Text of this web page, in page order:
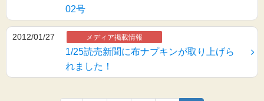
02号
2012/01/27 メディア掲載情報
1/25読売新聞に布ナプキンが取り上げら
れました！